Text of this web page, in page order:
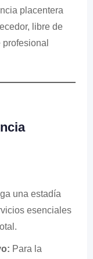
placentera
libre de
una estadía
esenciales
Para la